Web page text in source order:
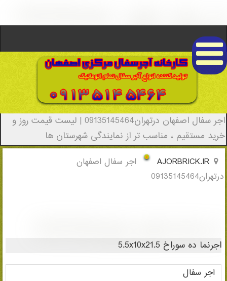
(1510)(New - 2022)
اجر سفال اصفهان درتهران09135145464 | لیست قیمت روز و
خرید مستقیم ، مناسب تر از نمایندگی شهرستان ها
AJORBRICK.IR
اجر سفال اصفهان
درتهران09135145464
اجرنما ده سوراخ 5.5x10x21.5
اجر سفال